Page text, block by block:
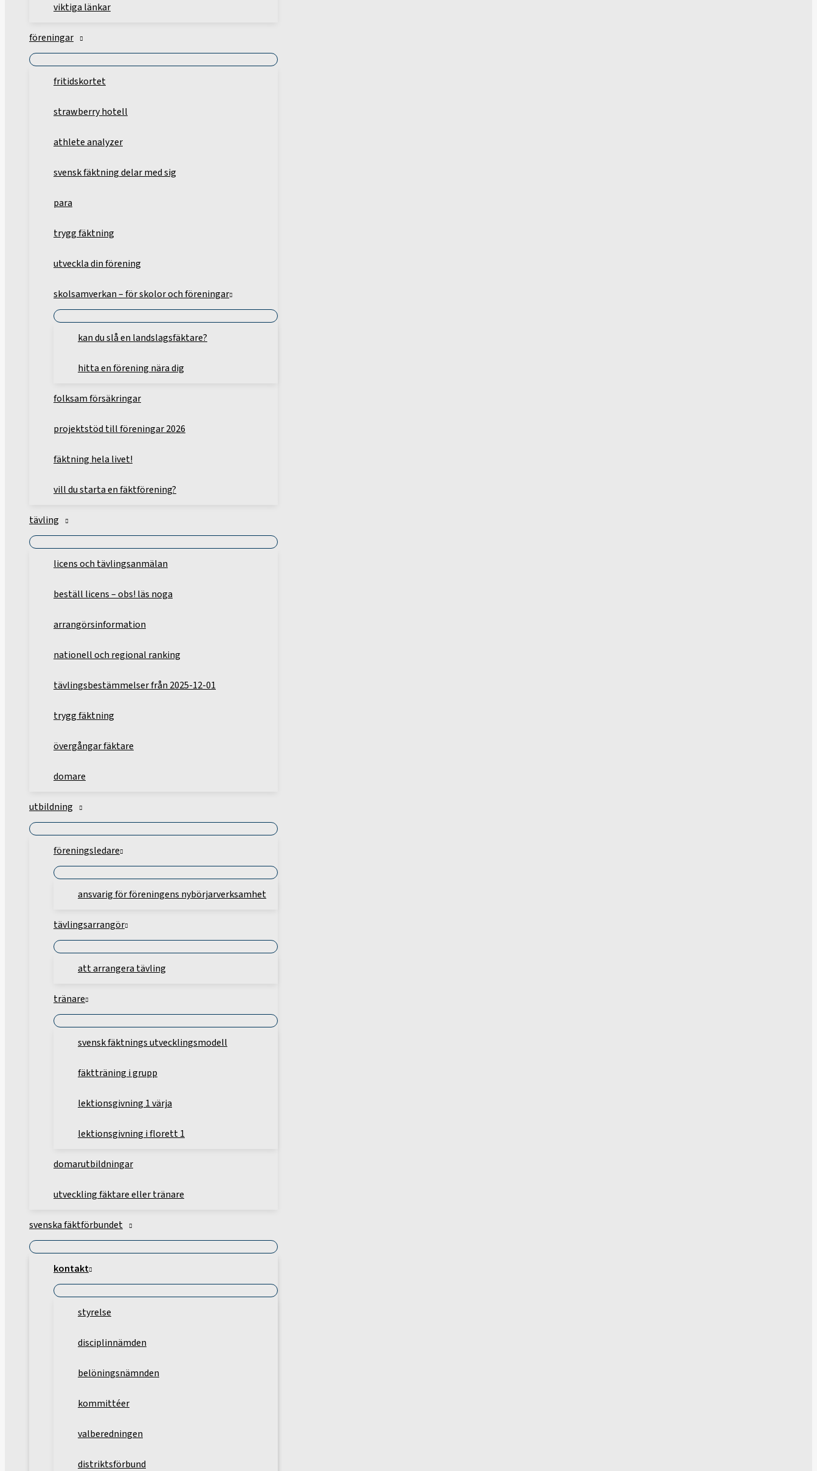
viktiga länkar
föreningar
fritidskortet
strawberry hotell
athlete analyzer
svensk fäktning delar med sig
para
trygg fäktning
utveckla din förening
skolsamverkan – för skolor och föreningar
kan du slå en landslagsfäktare?
hitta en förening nära dig
folksam försäkringar
projektstöd till föreningar 2026
fäktning hela livet!
vill du starta en fäktförening?
tävling
licens och tävlingsanmälan
beställ licens – obs! läs noga
arrangörsinformation
nationell och regional ranking
tävlingsbestämmelser från 2025-12-01
trygg fäktning
övergångar fäktare
domare
utbildning
föreningsledare
ansvarig för föreningens nybörjarverksamhet
tävlingsarrangör
att arrangera tävling
tränare
svensk fäktnings utvecklingsmodell
fäktträning i grupp
lektionsgivning 1 värja
lektionsgivning i florett 1
domarutbildningar
utveckling fäktare eller tränare
svenska fäktförbundet
kontakt
styrelse
disciplinnämden
belöningsnämnden
kommittéer
valberedningen
distriktsförbund